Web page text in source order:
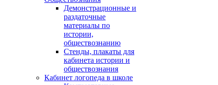
Демонстрационные и
раздаточные
материалы по
истории,
обществознанию
Стенды, плакаты для
кабинета истории и
обществознания
Кабинет логопеда в школе